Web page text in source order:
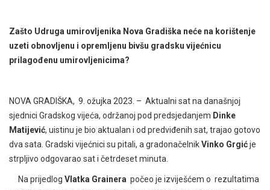
Zašto Udruga umirovljenika Nova Gradiška neće na korištenje
uzeti obnovljenu i opremljenu bivšu gradsku vijećnicu
prilagođenu umirovljenicima?
NOVA GRADIŠKA, 9. ožujka 2023. – Aktualni sat na današnjoj
sjednici Gradskog vijeća, održanoj pod predsjedanjem Dinke
Matijević, uistinu je bio aktualan i od predviđenih sat, trajao gotovo
dva sata. Gradski vijećnici su pitali, a gradonačelnikVinko Grgićje
strpljivo odgovarao sat i četrdeset minuta.
Na prijedlog Vlatka Grainera počeo je izviješćem o rezultatima